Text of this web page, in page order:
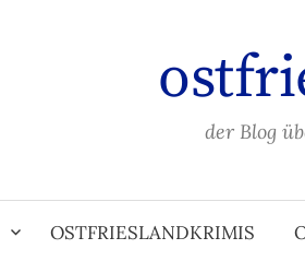
der Blog
OSTFRIESLANDKRIMIS